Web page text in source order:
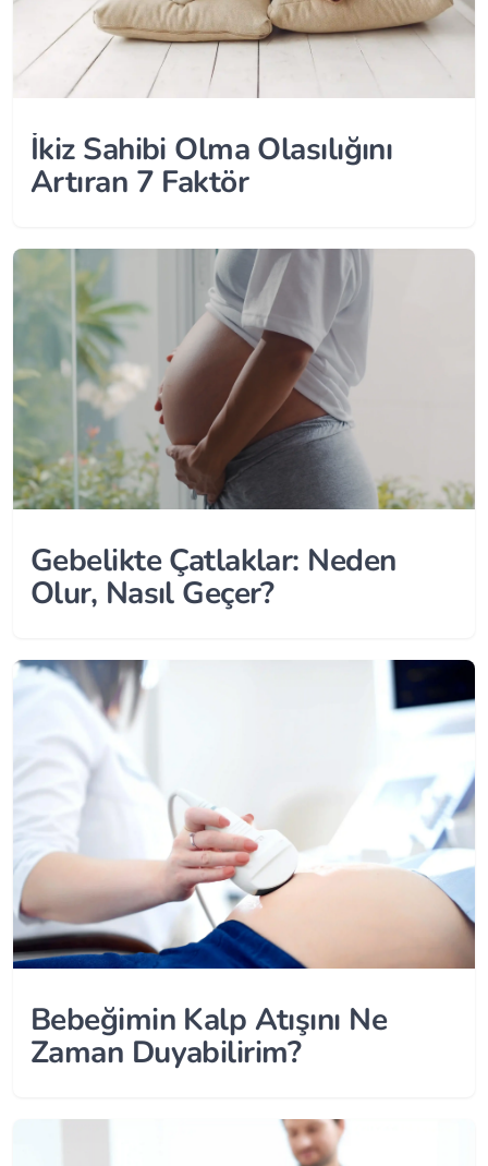
İkiz Sahibi Olma Olasılığını
Artıran 7 Faktör
Gebelikte Çatlaklar: Neden
Olur, Nasıl Geçer?
Bebeğimin Kalp Atışını Ne
Zaman Duyabilirim?